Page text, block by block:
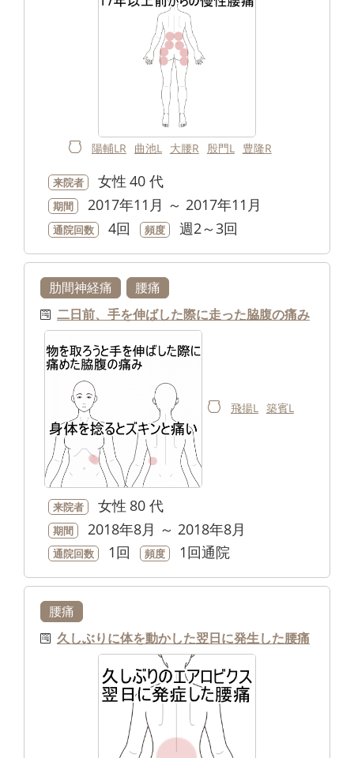
陽輔LR 曲池L 大腰R 殷門L 豊隆R
来院者 女性 40 代
期間 2017年11月 ～ 2017年11月
通院回数 4回 頻度 週2～3回
肋間神経痛
腰痛
二日前、手を伸ばした際に走った脇腹の痛み
飛揚L 築賓L
来院者 女性 80 代
期間 2018年8月 ～ 2018年8月
通院回数 1回 頻度 1回通院
腰痛
久しぶりに体を動かした翌日に発生した腰痛